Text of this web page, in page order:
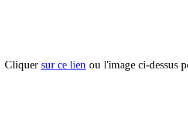
Cliquersur ce lien ou l'image ci-dessus